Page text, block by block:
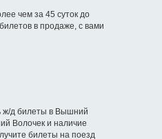
чем за 45 суток до
в продаже, с вами
ж/д билеты в Вышний
Волочек и наличие
билеты на поезд